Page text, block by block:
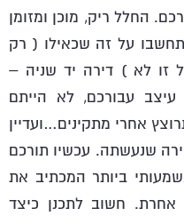
החלל ריק, מוכן ומזומן
על זה שכאילו ( רק
זו לא ) דירה יד שניה –
עבורכם, לא הייתם
אחרי מתקינים…ועדיין
שנעשתה. עכשיו תורכם
ביותר המכתיב את
אחרת. חשוב לתכנן כיצד